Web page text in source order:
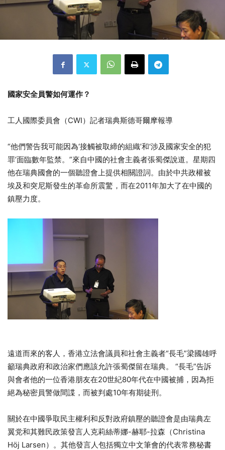
國家安全員警如何運作？
工人國際委員會（CWI）記者瑞典斯德哥爾摩報導
“他們警告我可能因為‘接觸被取締的組織’和‘涉及國家安全的犯
罪’面臨數年監禁。”來自中國的社會主義者張蜀傑說道。 星期四
他在瑞典國會的一個聽證會上提供相關證詞。由於中共政權被
埃及和突尼斯發生的革命所震驚，而在2011年加大了在中國的
鎮壓力度。
遠道而來的客人，香港立法會議員和社會主義者“長毛”梁國雄呼
籲瑞典政府和政治家們應該允許張蜀傑留在瑞典。 “長毛”告訴
與會者他的一位香港朋友在20世紀80年代在中國被捕，因為拒
絕為秘密員警做間諜，而被判處10年有期徒刑。
關於在中國爭取民主權利和反對政府鎮壓的聽證會是由瑞典左
翼党和其難民政策發言人克莉絲蒂娜-赫耶-拉森（Christina
Höj Larsen）。其他發言人包括獨立中文筆會的代表常務秘書